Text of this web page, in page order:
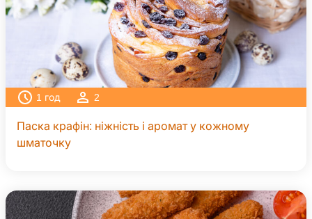
1 год 2
Паска крафін: ніжність і аромат у кожному
шматочку